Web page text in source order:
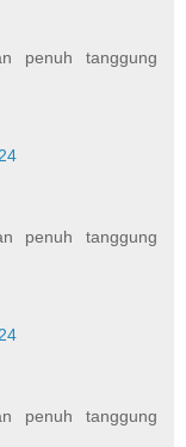
penuh tanggung
penuh tanggung
penuh tanggung